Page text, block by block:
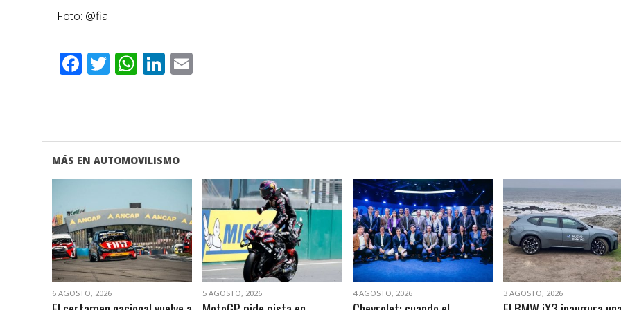
Foto: @fia
Facebook
Twitter
WhatsApp
LinkedIn
MÁS EN AUTOMOVILISMO
VER NOTA
6 AGOSTO, 2026
VER NOTA
5 AGOSTO, 2026
VER NOTA
4 AGOSTO, 2026
VER NOTA
3 AGOSTO, 2026